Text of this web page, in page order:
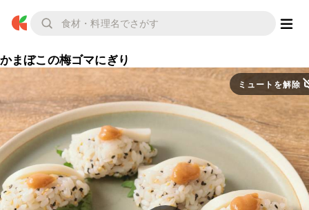
かまぼこの梅ゴマにぎり
ミュートを解除